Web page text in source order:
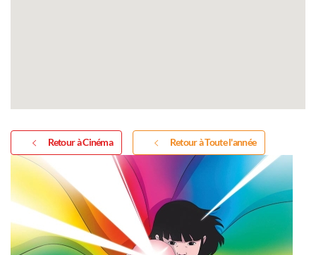
Retour à Cinéma Retour à Toute l'année